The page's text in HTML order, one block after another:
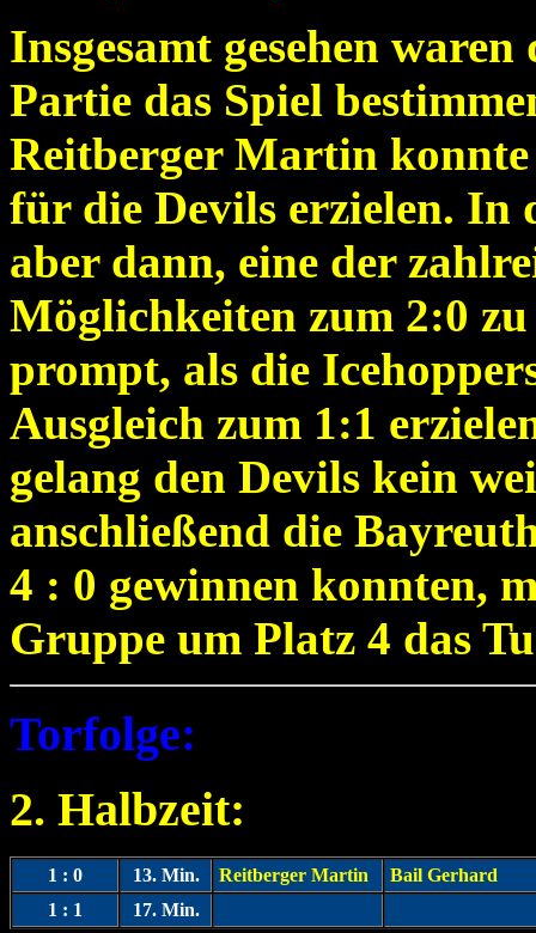
Insgesamt gesehen
Partie das Spiel
Reitberger Martin
für die Devils erzielen. In
aber dann, eine der
Möglichkeiten zum 2:0
prompt, als die
Ausgleich zum 1:1
gelang den Devils kein
anschließend die
4 : 0 gewinnen konnten,
Gruppe um Platz 4 das
Torfolge:
2. Halbzeit:
1 : 0 13. Min. Reitberger Martin
Bail Gerhard
1 : 1
17. Min.